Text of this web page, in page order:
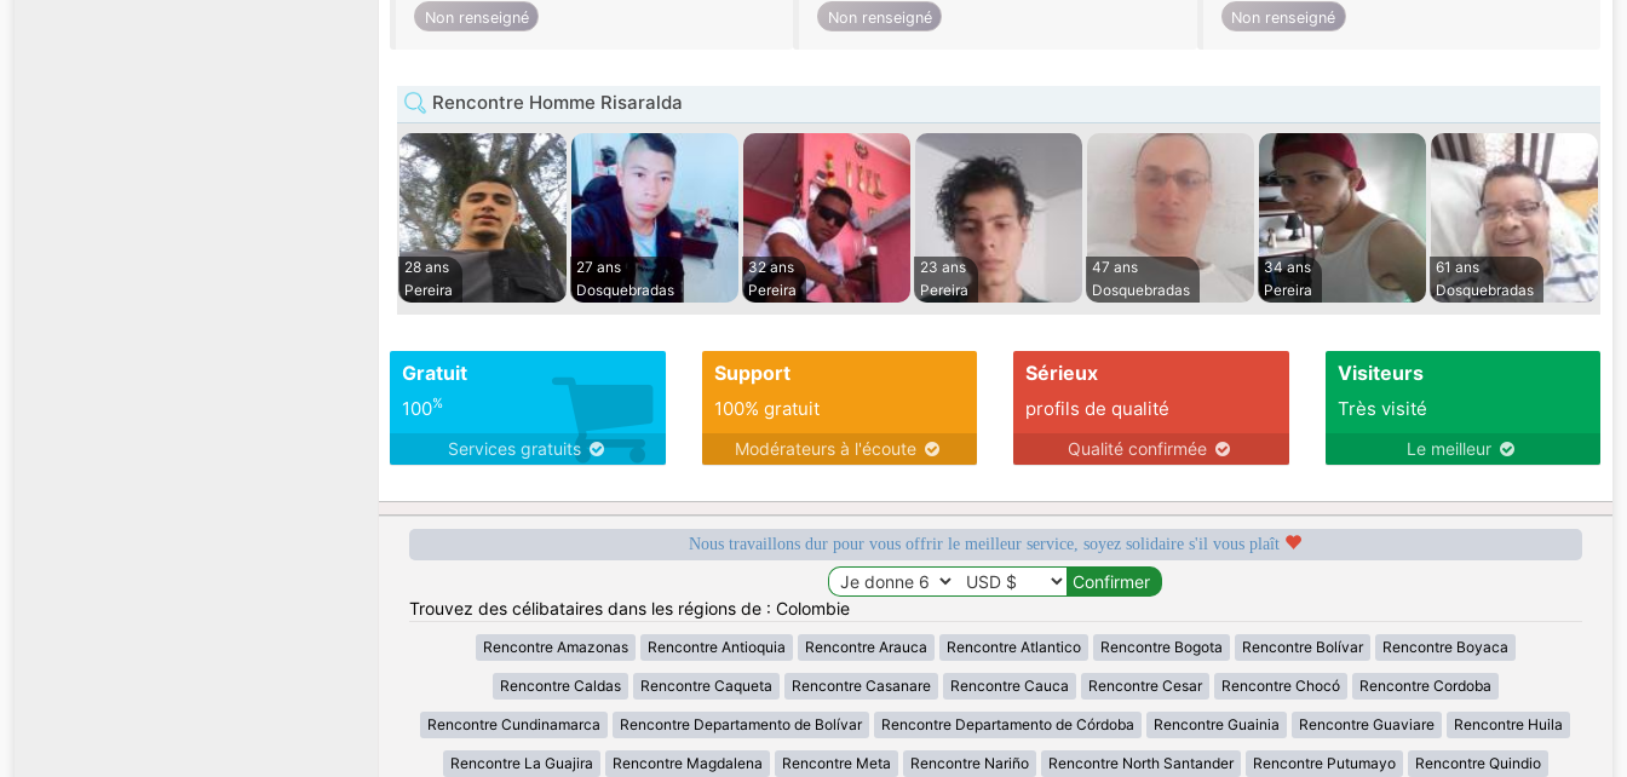
Non renseigné Non renseigné Non renseigné
Rencontre Homme Risaralda
28 ans
Pereira
27 ans
Dosquebradas
32 ans
Pereira
23 ans
Pereira
47 ans
Dosquebradas
34 ans
Pereira
61 ans
Dosquebradas
Gratuit
100%
Services gratuits
Support
100% gratuit
Modérateurs à l'écoute
Sérieux
profils de qualité
Qualité confirmée
Visiteurs
Très visité
Le meilleur
Nous travaillons dur pour vous offrir le meilleur service, soyez solidaire s'il vous plaît
Trouvez des célibataires dans les régions de : Colombie
Rencontre Amazonas Rencontre Antioquia Rencontre Arauca Rencontre Atlantico Rencontre Bogota Rencontre Bolívar Rencontre Boyaca
Rencontre Caldas Rencontre Caqueta Rencontre Casanare Rencontre Cauca Rencontre Cesar Rencontre Chocó Rencontre Cordoba
Rencontre Cundinamarca Rencontre Departamento de Bolívar Rencontre Departamento de Córdoba Rencontre Guainia Rencontre Guaviare Rencontre Huila
Rencontre La Guajira Rencontre Magdalena Rencontre Meta Rencontre Nariño Rencontre North Santander Rencontre Putumayo Rencontre Quindio